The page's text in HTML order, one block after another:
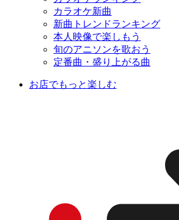
カラオケ新曲
新曲トレンドランキング
本人映像で楽しもう
旬のアニソンを歌おう
定番曲・盛り上がる曲
お店でもっと楽しむ